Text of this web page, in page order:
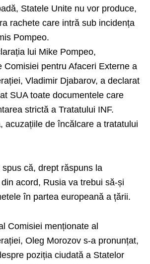
Statele Unite nu vor produce,
rachete care intră sub incidența
Pompeo.
lui Mike Pompeo,
Comisiei pentru Afaceri Externe a
Vladimir Djabarov, a declarat
SUA toate documentele care
strictă a Tratatului INF.
acuzațiile de încălcare a tratatului
că, drept răspuns la
acord, Rusia va trebui să-și
în partea europeană a țării.
Comisiei menționate al
Oleg Morozov s-a pronunțat,
poziția ciudată a Statelor